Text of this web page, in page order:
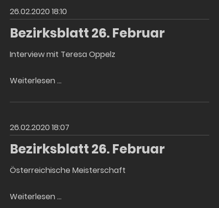
26.02.2020 18:10
Bezirksblatt 26. Februar
Interview mit Teresa Oppelz
Weiterlesen …
Februar
26.02.2020 18:07
Bezirksblatt 26. Februar
Österreichische Meisterschaft
Weiterlesen …